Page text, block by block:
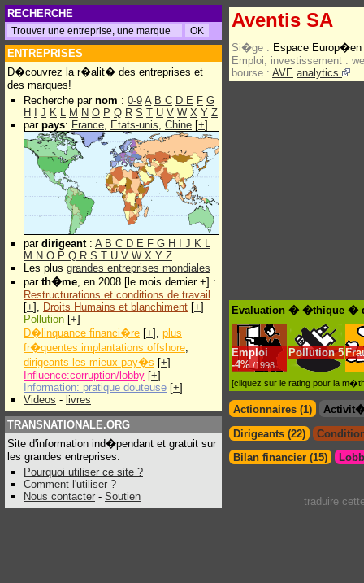
RECHERCHE
ENTREPRISES
D�couvrez la r�alit� des entreprises et
des marques!
Recherche par nom : 0-9 A B C D E F G
H
J K L M N O P Q R S T U V W X Y Z
par pays: France, Etats-unis, Chine [+]
par dirigeant: A B C D E F G H J K L
M N O P Q R S T U V W X Y Z
Les plus grandes entreprises mondiales
par th�me, en 2008 [le mois dernier +] :
Restructurations et conditions de travail
[+], Droits Humains et blanchiment [+]
Pollution [+]
D�linquance financi�re [+], plus
fr�quentes implantations offshore,
dirigeants les mieux pay�s [+]
Influence:corruption/lobby [+]
Information: pratique douteuse [+]
Videos - livres
TRANSNATIONALE.ORG
Site d'information ind�pendant et gratuit sur
les grandes entreprises.
Pourquoi utiliser ce site ?
Comment l'utiliser ?
Nous contacter - Soutien
Aventis SA
Si�ge : Espace
Emploi, investissement :
bourse : AVE analytics
Evaluation � �thique �
Emploi
-4% /1998
Pollution 5
[cliquez sur le rating pour la
Actionnaires (1)
Dirigeants (22)
Bilan financier (15)
traduire